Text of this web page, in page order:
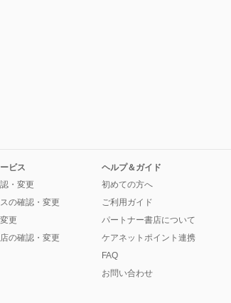
ビス
・変更
の確認・変更
更
の確認・変更
ヘルプ＆ガイド
初めての方へ
ご利用ガイド
パートナー書店について
ケアネットポイント連携
FAQ
お問い合わせ